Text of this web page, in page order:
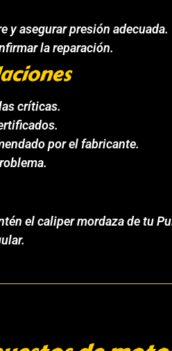
y asegurar presión adecuada.
la reparación.
críticas.
por el fabricante.
el caliper mordaza de tu